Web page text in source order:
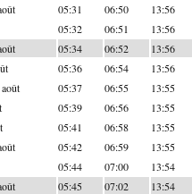
05:31 06:50 13:56
05:32 06:51 13:56
05:34 06:52 13:56
05:36 06:54 13:56
05:37 06:55 13:55
05:39 06:56 13:55
05:41 06:58 13:55
05:42 06:59 13:55
05:44 07:00 13:54
05:45 07:02 13:54